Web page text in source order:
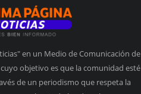
en un Medio de Comunicación de
objetivo es que la comunidad esté
de un periodismo que respeta la